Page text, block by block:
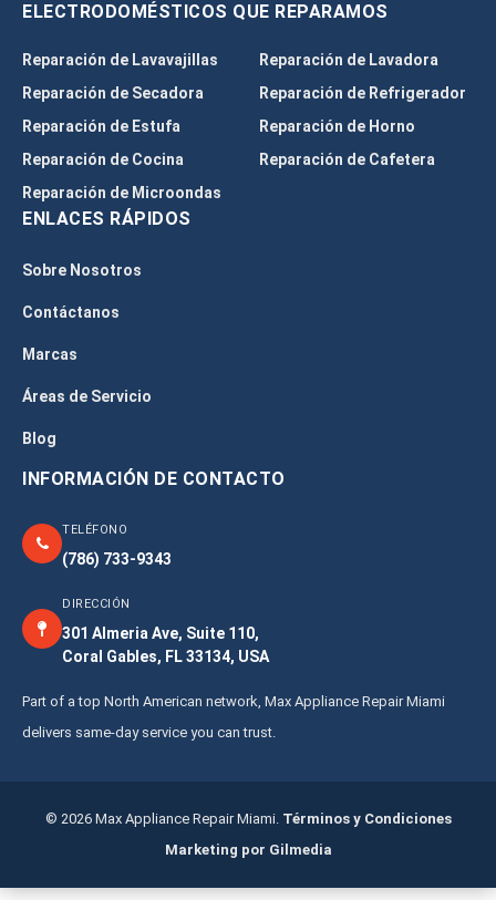
ELECTRODOMÉSTICOS QUE REPARAMOS
Reparación de Lavavajillas
Reparación de Lavadora
Reparación de Secadora
Reparación de Refrigerador
Reparación de Estufa
Reparación de Horno
Reparación de Cocina
Reparación de Cafetera
Reparación de Microondas
ENLACES RÁPIDOS
Sobre Nosotros
Contáctanos
Marcas
Áreas de Servicio
Blog
INFORMACIÓN DE CONTACTO
TELÉFONO
(786) 733-9343
DIRECCIÓN
301 Almeria Ave, Suite 110,
Coral Gables, FL 33134, USA
Part of a top North American network, Max Appliance Repair Miami
delivers same-day service you can trust.
© 2026 Max Appliance Repair Miami. Términos y Condiciones
Marketing por Gilmedia